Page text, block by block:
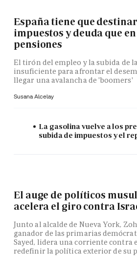
España tiene que
impuestos y deuda que
pensiones
El tirón del empleo y la subida de
insuficiente para afrontar el
llegar una avalancha de 'boomers'
Susana Alcelay
La gasolina vuelve a los
subida de impuestos y el
El auge de políticos
acelera el giro contra
Junto al alcalde de Nueva York,
ganador de las primarias
Sayed, lidera una corriente contra
redefinir la política exterior de su